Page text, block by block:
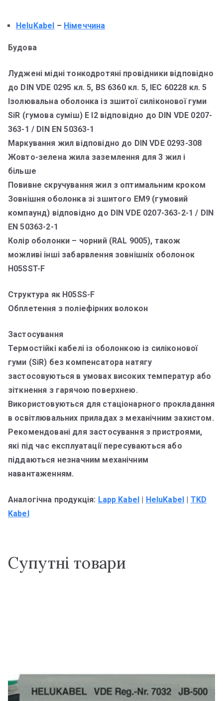
HeluKabel – Німеччина
Будова
Луджені мідні тонкодротяні провідники відповідно
до DIN VDE 0295 кл. 5, BS 6360 кл. 5, IEC 60228 кл. 5
Ізолювальна оболонка із зшитої силіконової гуми
SiR (гумова суміш) E I2 відповідно до DIN VDE 0207-
363-1 / DIN EN 50363-1
Маркування жил відповідно до DIN VDE 0293-308
Жовто-зелена жила заземлення для 3 жил і
більше
Повивне скручування жил з оптимальним кроком
Зовнішня оболонка зі зшитого EM9 (гумовий
компаунд) відповідно до DIN VDE 0207-363-2-1 / DIN
EN 50363-2-1
Колір оболонки – чорний (RAL 9005), також
можливі інші забарвлення зовнішніх оболонок
H05SST-F
Структура як H05SS-F
Обплетення з поліефірних волокон
Застосування
Термостійкі кабелі із оболонкою із силіконової
гуми (SiR) без компенсатора натягу
застосовуються в умовах високих температур або
зіткнення з гарячою поверхнею.
Використовуються для стаціонарного прокладання
в освітлювальних приладах з механічним захистом.
Рекомендовані для застосування з пристроями,
які під час експлуатації пересуваються або
піддаються незначним механічним
навантаженням.
Аналогічна продукція: Lapp Kabel | HeluKabel | TKD
Kabel
Супутні товари